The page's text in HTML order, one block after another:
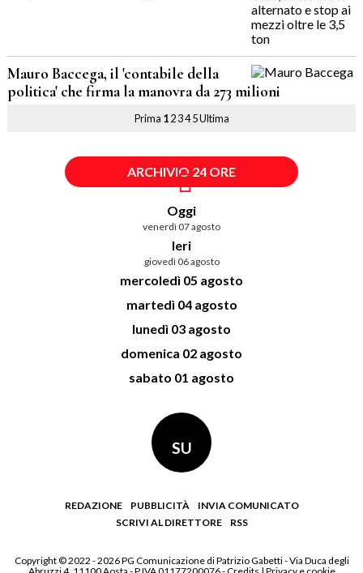
Mauro Baccega, il 'contabile della
politica' che firma la manovra da 273 milioni
Prima 1 2 34 5Ultima
ARCHIVIO 24 ORE
Oggi
venerdì 07 agosto
Ieri
giovedì 06 agosto
mercoledì 05 agosto
martedì 04 agosto
lunedì 03 agosto
domenica 02 agosto
sabato 01 agosto
SU
REDAZIONE PUBBLICITÀ
INVIA COMUNICATO
SCRIVI AL DIRETTORE
RSS
Copyright © 2022 - 2026 PG Comunicazione di Patrizio Gabetti - Via Duca degli